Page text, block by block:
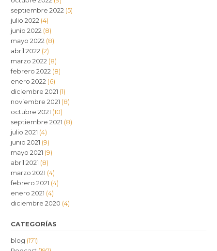
septiembre 2022 (5)
julio 2022 (4)
junio 2022 (8)
mayo 2022 (8)
abril 2022 (2)
marzo 2022 (8)
febrero 2022 (8)
enero 2022 (6)
diciembre 2021 (1)
noviembre 2021 (8)
octubre 2021 (10)
septiembre 2021 (8)
julio 2021 (4)
junio 2021 (9)
mayo 2021 (9)
abril 2021 (8)
marzo 2021 (4)
febrero 2021 (4)
enero 2021 (4)
diciembre 2020 (4)
CATEGORÍAS
blog (171)